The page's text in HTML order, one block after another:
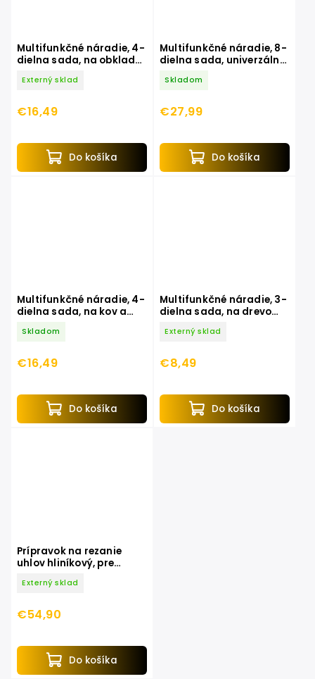
Multifunkčné náradie, 4-
dielna sada, na obklady,
Externý sklad
€16,49
Do košíka
Multifunkčné náradie, 8-
dielna sada, univerzálne,
Skladom
€27,99
Do košíka
Multifunkčné náradie, 4-
dielna sada, na kov a
Skladom
€16,49
Do košíka
Multifunkčné náradie, 3-
dielna sada, na drevo
Externý sklad
€8,49
Do košíka
Prípravok na rezanie
uhlov hliníkový, pre
Externý sklad
€54,90
Do košíka